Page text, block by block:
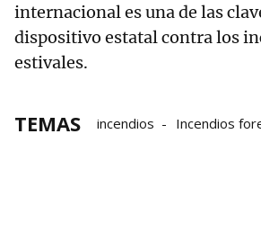
internacional es una de las
dispositivo estatal contra los
estivales.
TEMAS incendios
Incendios